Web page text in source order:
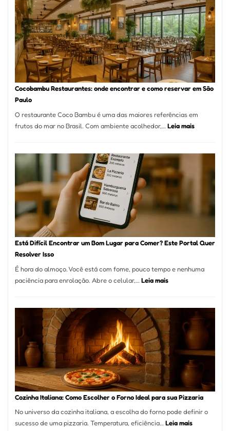
Melhores
Restaurantes
em
São
Paulo:
Um
Guia
Definitivo
Alta
Gastronomia
Cocobambu Restaurantes: onde encontrar e como reservar em São
Paulo
O restaurante Coco Bambu é uma das maiores referências em
frutos do mar no Brasil. Com ambiente acolhedor,… Leia mais:
encontrar
reservar
Paulo
Está Difícil Encontrar um Bom Lugar para Comer? Este Portal Quer
Resolver Isso
É hora do almoço. Você está com fome, pouco tempo e nenhuma
paciência para enrolação. Abre o celular,… Leia mais:
Encontrar
um
Bom
Lugar
para
Comer?
Este
Portal
Resolver
Isso
Cozinha Italiana: Como Escolher o Forno Ideal para sua Pizzaria
No universo da cozinha italiana, a escolha do forno pode definir o
sucesso de uma pizzaria. Temperatura, eficiência…Leia mais: